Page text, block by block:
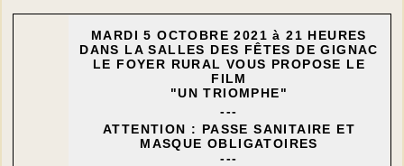
MARDI 5 OCTOBRE 2021 à 21 HEURES
DANS LA SALLES DES FÊTES DE GIGNAC
LE FOYER RURAL VOUS PROPOSE LE
FILM
"UN TRIOMPHE"
---
ATTENTION : PASSE SANITAIRE ET
MASQUE OBLIGATOIRES
---